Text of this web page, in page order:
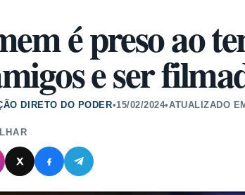
é preso ao
e ser
DIRETO DO PODER•15/02/2024•ATUALIZADO